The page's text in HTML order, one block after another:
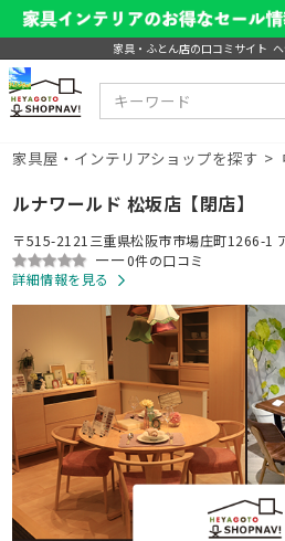
家具・ふとん店の口コミサイト
家具屋・インテリアショップを探す
ルナワールド 松坂店【閉店】
〒515-2121三重県松阪市市場庄町1266-1
ーー0件の口コミ
詳細情報を見る